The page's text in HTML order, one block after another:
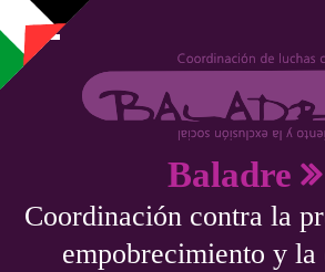
Pasar al contenido principal
Baladre
Coordinación contra la
empobrecimiento y la